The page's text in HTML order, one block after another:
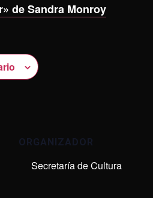
de Sandra Monroy
ORGANIZADOR
Secretaría de Cultura